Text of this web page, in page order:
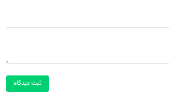
ثبت دیدگاه